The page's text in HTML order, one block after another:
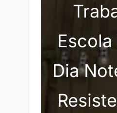
Escola
Dia